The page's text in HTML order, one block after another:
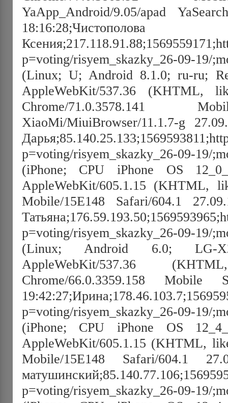
YaApp_Android/9.05/apad
18:16:28;Чистополова
p=voting/risyem_skazky_26-09-19/
(Linux; U; Android 8.1.0; ru-ru;
AppleWebKit/537.36 (KHTML,
Chrome/71.0.3578.141
XiaoMi/MiuiBrowser/11.1.7-g
p=voting/risyem_skazky_26-09-19/
(iPhone; CPU iPhone OS
AppleWebKit/605.1.15 (KHTML,
Mobile/15E148 Safari/604.1
p=voting/risyem_skazky_26-09-19/
(Linux; Android 6.0; LG-
AppleWebKit/537.36
Chrome/66.0.3359.158 Mobile
p=voting/risyem_skazky_26-09-19/
(iPhone; CPU iPhone OS
AppleWebKit/605.1.15 (KHTML,
Mobile/15E148 Safari/604.1
p=voting/risyem_skazky_26-09-19/